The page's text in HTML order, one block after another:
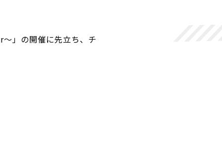
」の開催に先立ち、チ